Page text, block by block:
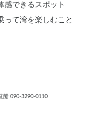
感できるスポット
って湾を楽しむこと
船 090-3290-0110